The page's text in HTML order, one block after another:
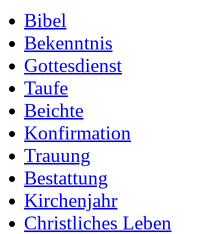
Bibel
Bekenntnis
Gottesdienst
Taufe
Beichte
Konfirmation
Trauung
Bestattung
Kirchenjahr
Christliches Leben